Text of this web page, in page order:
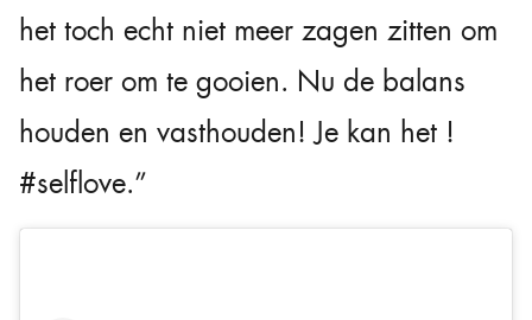
het toch echt niet meer zagen zitten om
het roer om te gooien. Nu de balans
houden en vasthouden! Je kan het !
#selflove.”